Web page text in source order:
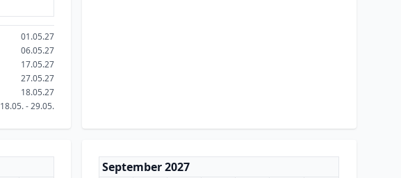
01.05.27
06.05.27
17.05.27
27.05.27
18.05.27
18.05. - 29.05.
September 2027